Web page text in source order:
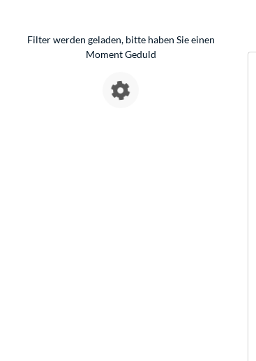
Filter werden geladen, bitte haben Sie einen
Moment Geduld